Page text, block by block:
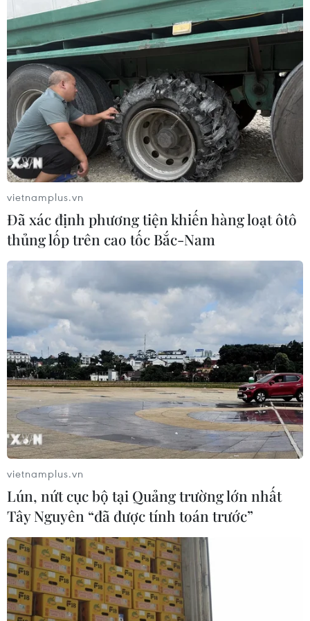
lượng xe tồn kho tại các đại lý khan hiếm và đẩy giá xe
tăng cao hơn đối với khách hàng
Những điều cần lưu ý khi đổi và sử
dụng thẻ ATM gắn chip
12/04/2021 04:20
Thẻ chip là loại thẻ được gắn một con chip kích thước
nhỏ ở mặt trước thẻ theo tiêu chuẩn do các tổ chức thẻ
quốc tế ban hành, với khả năng lưu trữ và mã hóa
thông tin với độ bảo mật cao.
vietnamplus.vn
Đã xác định phương tiện khiến hàng loạt ôtô
thủng lốp trên cao tốc Bắc-Nam
vietnamplus.vn
Lún, nứt cục bộ tại Quảng trường lớn nhất
Tây Nguyên “đã được tính toán trước”